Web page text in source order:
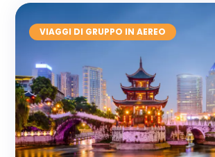
VIAGGI DI GRUPPO IN AEREO